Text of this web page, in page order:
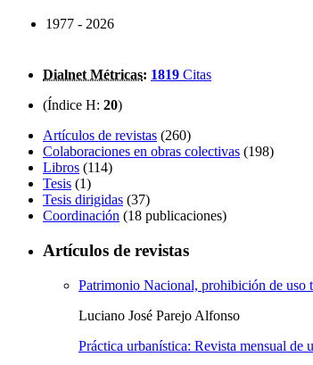
1977 - 2026
Dialnet Métricas: 1819 Citas
(Índice H: 20)
Artículos de revistas (260)
Colaboraciones en obras colectivas (198)
Libros (114)
Tesis (1)
Tesis dirigidas (37)
Coordinación (18 publicaciones)
Artículos de revistas
Patrimonio Nacional, prohibición de uso
Luciano José Parejo Alfonso
Práctica urbanística: Revista mensual de